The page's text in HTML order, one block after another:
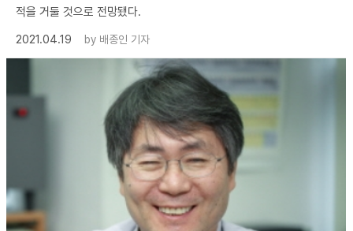
적을 거둘 것으로 전망됐다.
2021.04.19
by 배종인 기자